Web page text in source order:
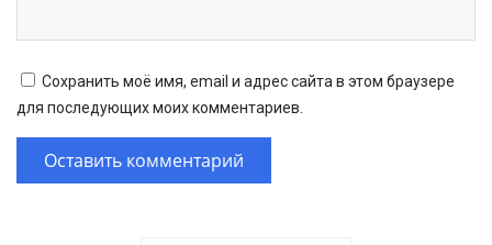
Сохранить моё имя, email и адрес сайта в этом браузере
для последующих моих комментариев.